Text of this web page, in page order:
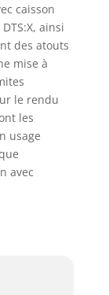
caisson
ainsi
des atouts
mise à
le rendu
les
usage
avec